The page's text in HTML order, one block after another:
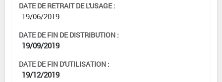
DATE DE RETRAIT DE L'USAGE :
19/06/2019
DATE DE FIN DE DISTRIBUTION :
19/09/2019
DATE DE FIN D'UTILISATION :
19/12/2019